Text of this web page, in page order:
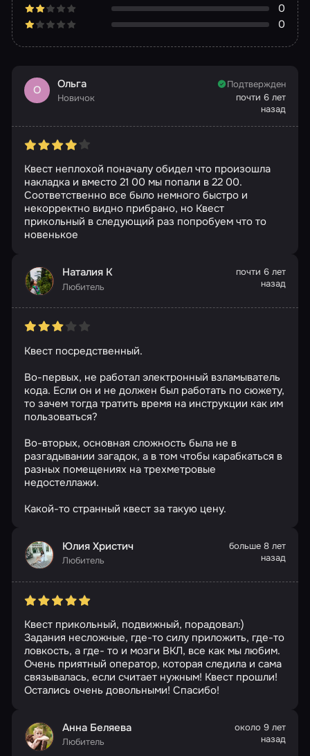
0
0
О Ольга
Новичок
Подтвержден
почти 6 лет
назад
Квест неплохой поначалу обидел что произошла
накладка и вместо 21 00 мы попали в 22 00.
Соответственно все было немного быстро и
некорректно видно прибрано, но Квест
прикольный в следующий раз попробуем что то
новенькое
Наталия К
Любитель
почти 6 лет
назад
Квест посредственный.
Во-первых, не работал электронный взламыватель
кода. Если он и не должен был работать по сюжету,
то зачем тогда тратить время на инструкции как им
пользоваться?
Во-вторых, основная сложность была не в
разгадывании загадок, а в том чтобы карабкаться в
разных помещениях на трехметровые
недостеллажи.
Какой-то странный квест за такую цену.
Юлия Христич
Любитель
больше 8 лет
назад
Квест прикольный, подвижный, порадовал:)
Задания несложные, где-то силу приложить, где-то
ловкость, а где- то и мозги ВКЛ, все как мы любим.
Очень приятный оператор, которая следила и сама
связывалась, если считает нужным! Квест прошли!
Остались очень довольными! Спасибо!
Анна Беляева
Любитель
около 9 лет
назад